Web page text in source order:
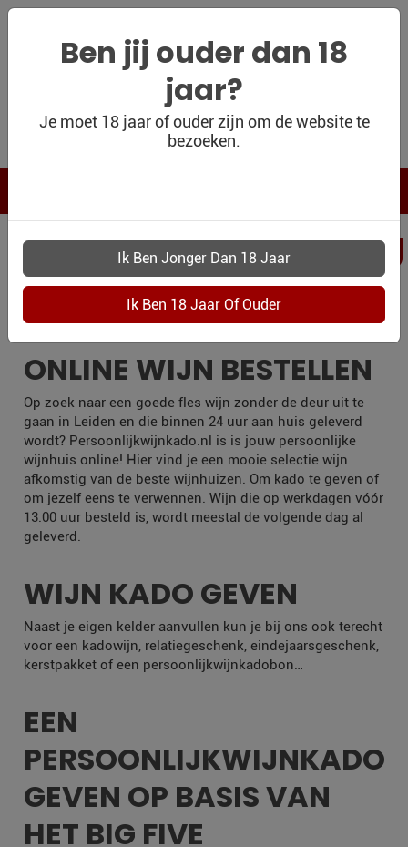
WIJNSHOP
WIJN BLOG
WIJN OUTLET
PERSOONLIJK-
WIJN-
KADOBON
CONTACT
Ben jij ouder dan 18
jaar?
Je moet 18 jaar of ouder zijn om de website te
bezoeken.
LEIDEN
ONLINE WIJN BESTELLEN
Op zoek naar een goede fles wijn zonder de deur uit te
gaan in Leiden en die binnen 24 uur aan huis geleverd
wordt? Persoonlijkwijnkado.nl is is jouw persoonlijke
wijnhuis online! Hier vind je een mooie selectie wijn
afkomstig van de beste wijnhuizen. Om kado te geven of
om jezelf eens te verwennen. Wijn die op werkdagen vóór
13.00 uur besteld is, wordt meestal de volgende dag al
geleverd.
WIJN KADO GEVEN
Naast je eigen kelder aanvullen kun je bij ons ook terecht
voor een kadowijn, relatiegeschenk, eindejaarsgeschenk,
kerstpakket of een persoonlijkwijnkadobon…
EEN
PERSOONLIJKWIJNKADO
GEVEN OP BASIS VAN
HET BIG FIVE